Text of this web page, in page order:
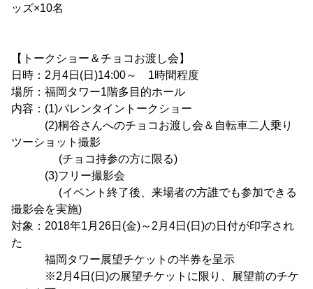
ッズ×10名
【トークショー＆チョコお渡し会】
日時：2月4日(日)14:00～ 1時間程度
場所：福岡タワー1階多目的ホール
内容：(1)バレンタイントークショー
(2)桐谷さんへのチョコお渡し会＆自転車二人乗り
ツーショット撮影
(チョコ持参の方に限る)
(3)フリー撮影会
(イベント終了後、来場者の方誰でも参加できる
撮影会を実施)
対象：2018年1月26日(金)～2月4日(日)の日付が印字され
た
福岡タワー展望チケットの半券を呈示
※2月4日(日)の展望チケットに限り、展望前のチケ